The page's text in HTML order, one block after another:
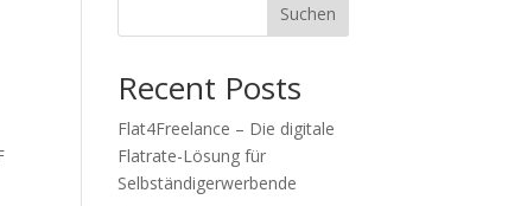
Suchen
Recent Posts
Flat4Freelance – Die digitale
Flatrate-Lösung für
Selbständigerwerbende